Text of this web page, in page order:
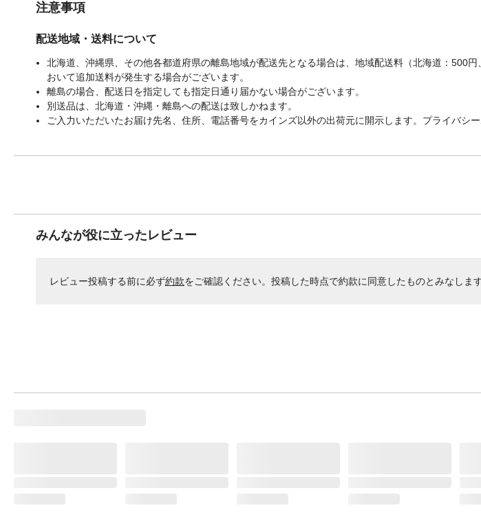
注意事項
配送地域・送料について
北海道、沖縄県、その他各都道府県の離島地域が配送先となる場合は、地域配送料（北海道：500
おいて追加送料が発生する場合がございます。
離島の場合、配送日を指定しても指定日通り届かない場合がございます。
別送品は、北海道・沖縄・離島への配送は致しかねます。
ご入力いただいたお届け先名、住所、電話番号をカインズ以外の出荷元に開示します。プライバシ
みんなが役に立ったレビュー
レビュー投稿する前に必ず約款をご確認ください。投稿した時点で約款に同意したものとみなします